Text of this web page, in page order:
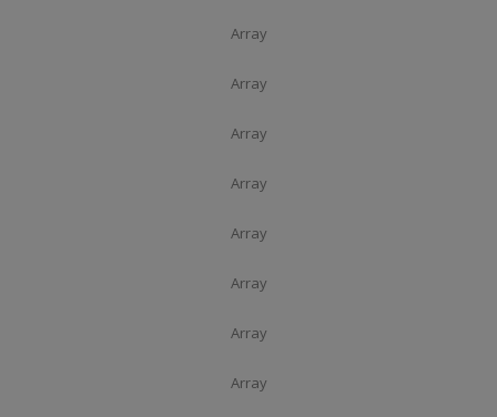
Array
Array
Array
Array
Array
Array
Array
Array